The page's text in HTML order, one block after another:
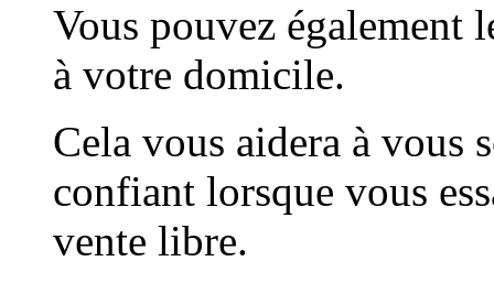
Vous pouvez également
à votre domicile.
Cela vous aidera à vous
confiant lorsque vous
vente libre.